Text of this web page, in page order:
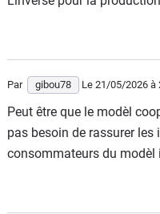
Par gibou78 Le 21/05/2026 à
Peut être que le modèl
pas besoin de rassurer
consommateurs du modèl